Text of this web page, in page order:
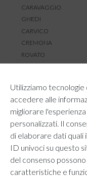
Utilizziamo
accedere alle
migliorare
personalizzati. Il
di elaborare dati quali
ID univoci su questo
del consenso
caratteristiche e
CARAVAGGIO
GHEDI
CARVICO
CREMONA
ROVATO
RESI E RIMBORSI
REGOLAMENTO
CONTATTACI